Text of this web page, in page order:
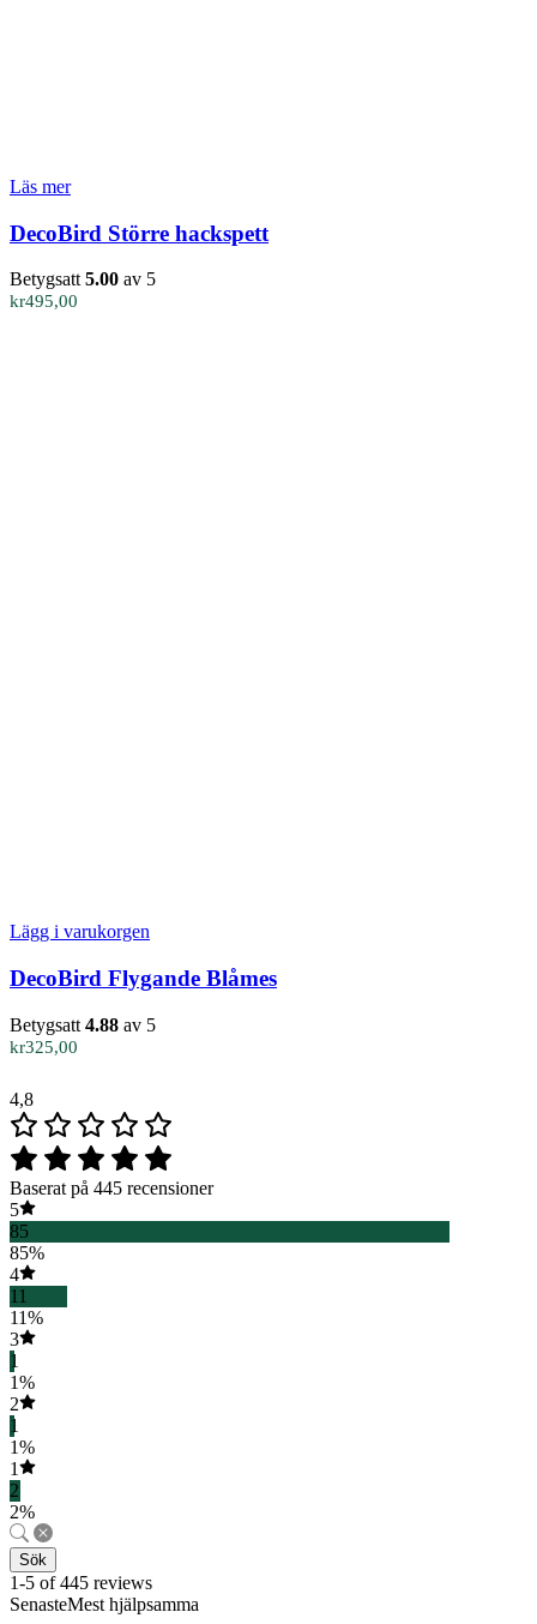
Läs mer
DecoBird Större hackspett
Betygsatt5.00 av 5
kr495,00
Lägg i varukorgen
DecoBird Flygande Blåmes
Betygsatt 4.88 av 5
kr325,00
4,8
Baserat på 445 recensioner
5
85
85%
4
11
11%
3
1
1%
2
1
1%
1
2
2%
Sök
1-5 of 445 reviews
SenasteMest hjälpsamma